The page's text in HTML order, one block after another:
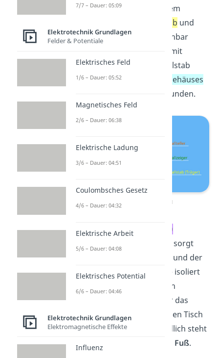
wesentlichen Bauteilen: dem
Metallstab und
demMetallzeiger
. Der drehbar
gelagerte Metallzeiger ist mit
dem unbeweglichen Metallstab
(Träger) in der Mitte des
Gehäuses
verbunden.
Elektroskop Aufbau
EinIsoliergummi (Isolator)
unterhalb der Metallplatte sorgt
dafür, dass der Metallstab und der
Metallzeiger vom Gehäuse isoliert
sind. Ohne Isolator würden
elektrische Ladungen über das
Gehäuse und somit über den Tisch
entladen werden. Letztendlich steht
das Elektroskop auf einem Fuß.
7/7 – Dauer: 05:09
Elektrotechnik Grundlagen
Felder & Potentiale
Elektrisches Feld
1/6 – Dauer: 05:52
Magnetisches Feld
2/6 – Dauer: 06:38
Elektrische Ladung
3/6 – Dauer: 04:51
Coulombsches Gesetz
4/6 – Dauer: 04:32
Elektrische Arbeit
5/6 – Dauer: 04:08
Elektrisches Potential
6/6 – Dauer: 04:46
Elektrotechnik Grundlagen
Elektromagnetische Effekte
Influenz